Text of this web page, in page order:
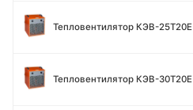
Тепловентилятор КЭВ-25Т20Е
Тепловентилятор КЭВ-30Т20Е